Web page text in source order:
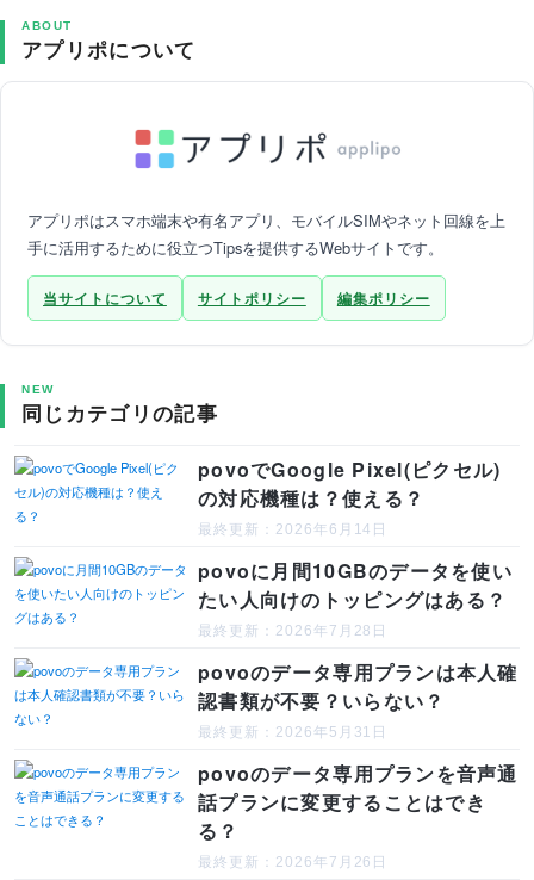
ABOUT
アプリポについて
アプリポはスマホ端末や有名アプリ、モバイルSIMやネット回線を上
手に活用するために役立つTipsを提供するWebサイトです。
当サイトについて サイトポリシー 編集ポリシー
NEW
同じカテゴリの記事
povoでGoogle Pixel(ピクセル)
の対応機種は？使える？
最終更新：2026年6月14日
povoに月間10GBのデータを使い
たい人向けのトッピングはある？
最終更新：2026年7月28日
povoのデータ専用プランは本人確
認書類が不要？いらない？
最終更新：2026年5月31日
povoのデータ専用プランを音声通
話プランに変更することはでき
る？
最終更新：2026年7月26日